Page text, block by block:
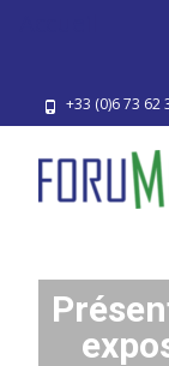
+33 (0)6 73 62